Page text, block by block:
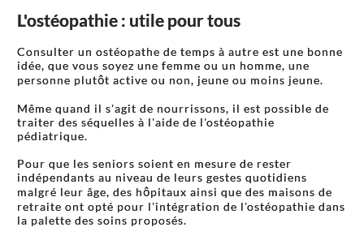
L'ostéopathie : utile pour tous
Consulter un ostéopathe de temps à autre est une bonne
idée, que vous soyez une femme ou un homme, une
personne plutôt active ou non, jeune ou moins jeune.
Même quand il s'agit de nourrissons, il est possible de
traiter des séquelles à l'aide de l'ostéopathie
pédiatrique.
Pour que les seniors soient en mesure de rester
indépendants au niveau de leurs gestes quotidiens
malgré leur âge, des hôpitaux ainsi que des maisons de
retraite ont opté pour l'intégration de l'ostéopathie dans
la palette des soins proposés.